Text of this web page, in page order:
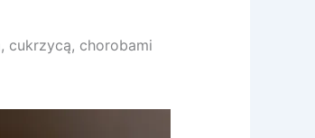
cukrzycą, chorobami